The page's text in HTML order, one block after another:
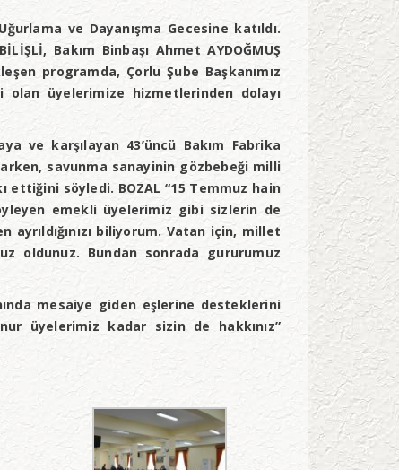
ve Dayanışma Gecesine katıldı.
Bakım Binbaşı Ahmet AYDOĞMUŞ
programda, Çorlu Şube Başkanımız
olan üyelerimize hizmetlerinden dolayı
ve karşılayan 43’üncü Bakım Fabrika
savunma sanayinin gözbebeği milli
söyledi. BOZAL “15 Temmuz hain
emekli üyelerimiz gibi sizlerin de
biliyorum. Vatan için, millet
oldunuz. Bundan sonrada gururumuz
mesaiye giden eşlerine desteklerini
üyelerimiz kadar sizin de hakkınız”